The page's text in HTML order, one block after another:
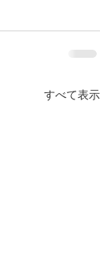
すべて表示